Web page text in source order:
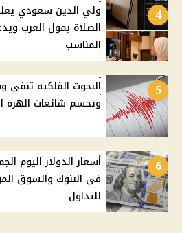
4
ولي الدين سعودي
الصلاة بمول العرب
المناسب
5
البحوث الفلكية تنفي
وتحسم شائعات الهزة
6
في البنوك والسوق
للتداول